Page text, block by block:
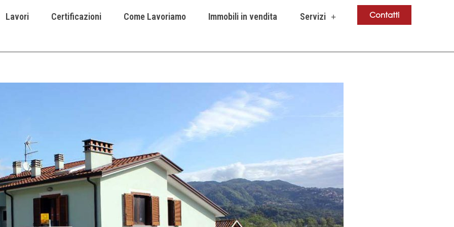
Lavori Certificazioni Come Lavoriamo Immobili in vendita Servizi Contatti